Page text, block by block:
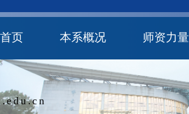
首页 本系概况
本系简介
机构设置
本科培养委员会
教学与科研研究所
化学实验中心
师资力量